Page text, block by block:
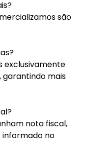
são
exclusivamente
garantindo mais
nota fiscal,
informado no